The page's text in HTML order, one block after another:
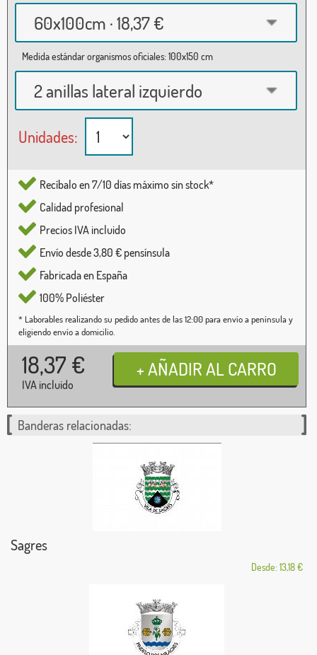
60x100cm · 18,37 €
Medida estándar organismos oficiales: 100x150 cm
2 anillas lateral izquierdo
Unidades:
Recíbalo en 7/10 días máximo sin stock*
Calidad profesional
Precios IVA incluido
Envío desde 3,80 € pensínsula
Fabricada en España
100% Poliéster
* Laborables realizando su pedido antes de las 12:00 para envío a península y
eligiendo envío a domicilio.
18,37 €
IVA incluido
Banderas relacionadas:
Sagres
Desde: 13,18 €